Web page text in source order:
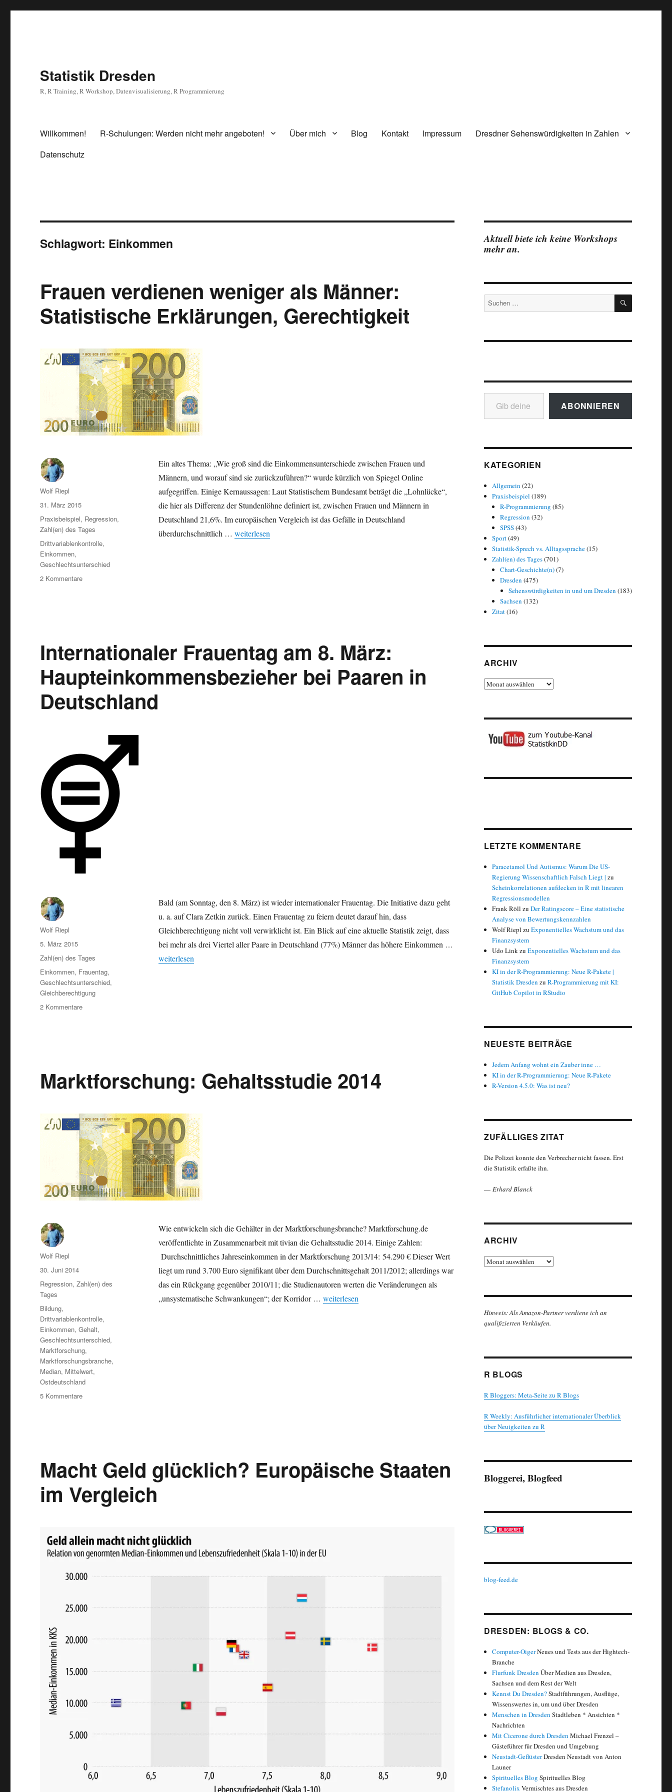
Statistik Dresden
R, R Training, R Workshop, Datenvisualisierung, R Programmierung
Willkommen! R-Schulungen: Werden nicht mehr angeboten! Über mich Blog Kontakt Impressum
Dresdner Sehenswürdigkeiten in Zahlen
Datenschutz
Schlagwort: Einkommen
Frauen verdienen weniger als Männer:
Statistische Erklärungen, Gerechtigkeit
Ein altes Thema: „Wie groß sind die Einkommensunterschiede zwischen Frauen und
Männern, und worauf sind sie zurückzuführen?“ wurde kürzlich von Spiegel Online
aufgegriffen. Einige Kernaussagen: Laut Statistischem Bundesamt beträgt die „Lohnlücke“,
die hier als Differenz der Stundenlöhne definiert ist, zwischen Frauen und Männern in
Deutschland 21,6%. Im europäischen Vergleich ist das Gefälle in Deutschland
überdurchschnittlich … „Frauen verdienen weniger als Männer: Statistische Erklärungen, Gerechtigkeit“
weiterlesen
Autor
Wolf Riepl
Veröffentlicht
am
31. März 2015
Kategorien
Praxisbeispiel, Regression,
Zahl(en) des Tages
Schlagwörter
Drittvariablenkontrolle,
Einkommen,
Geschlechtsunterschied
2 Kommentarezu
Erklärungen,
Gerechtigkeit
Internationaler Frauentag am 8. März:
Haupteinkommensbezieher bei Paaren in
Deutschland
Bald (am Sonntag, den 8. März) ist wieder internationaler Frauentag. Die Initiative dazu geht
u. a. auf Clara Zetkin zurück. Einen Frauentag zu feiern deutet darauf hin, dass
Gleichberechtigung nicht voll verwirklicht ist. Ein Blick auf eine aktuelle Statistik zeigt, dass
bei mehr als drei Viertel aller Paare in Deutschland (77%) Männer das höhere Einkommen …
„Internationaler Frauentag am 8. März: Haupteinkommensbezieher bei Paaren in Deutschland“
weiterlesen
Autor
Wolf Riepl
Veröffentlicht
am
5. März 2015
Kategorien
Zahl(en) des Tages
Schlagwörter
Einkommen, Frauentag,
Geschlechtsunterschied,
Gleichberechtigung
2 Kommentarezu
bei
Paaren
Deutschland
Marktforschung: Gehaltsstudie 2014
Wie entwickeln sich die Gehälter in der Marktforschungsbranche? Marktforschung.de
veröffentlichte in Zusammenarbeit mit tivian die Gehaltsstudie 2014. Einige Zahlen:
Durchschnittliches Jahreseinkommen in der Marktforschung 2013/14: 54.290 € Dieser Wert
liegt um rund 3.700 Euro signifikant über dem Durchschnittsgehalt 2011/2012; allerdings war
das ein Rückgang gegenüber 2010/11; die Studienautoren werten die Veränderungen als
„unsystematische Schwankungen“; der Korridor … „Marktforschung: Gehaltsstudie 2014“
weiterlesen
Autor
Wolf Riepl
Veröffentlicht
am
30. Juni 2014
Kategorien
Regression,Zahl(en) des
Tages
Schlagwörter
Bildung,
Drittvariablenkontrolle,
Einkommen,Gehalt,
Geschlechtsunterschied,
Marktforschung,
Marktforschungsbranche,
Median, Mittelwert,
Ostdeutschland
5 Kommentarezu
Macht Geld glücklich? Europäische Staaten
im Vergleich
Aktuell biete ich keine Workshops
mehr an.
Suchen
nach:
SUCHEN
Gib deine E-Mail-Adresse ein ...
ABONNIEREN
KATEGORIEN
Allgemein (22)
Praxisbeispiel (189)
R-Programmierung (85)
Regression (32)
SPSS(43)
Sport(49)
Statistik-Sprech vs. Alltagssprache(15)
Zahl(en) des Tages(701)
Chart-Geschichte(n)(7)
Dresden (475)
Sehenswürdigkeiten in und um Dresden (183)
Sachsen (132)
Zitat(16)
ARCHIV
Archiv
LETZTE KOMMENTARE
Paracetamol Und Autismus: Warum Die US-
Regierung Wissenschaftlich Falsch Liegt | zu
Scheinkorrelationen aufdecken in R mit linearen
Regressionsmodellen
Frank Röll zuDer Ratingscore – Eine statistische
Analyse von Bewertungskennzahlen
Wolf Riepl zuExponentielles Wachstum und das
Finanzsystem
Udo LinkzuExponentielles Wachstum und das
Finanzsystem
KI in der R-Programmierung: Neue R-Pakete |
Statistik Dresden zuR-Programmierung mit KI:
GitHub Copilot in RStudio
NEUESTE BEITRÄGE
Jedem Anfang wohnt ein Zauber inne …
KI in der R-Programmierung: Neue R-Pakete
R-Version 4.5.0: Was ist neu?
ZUFÄLLIGES ZITAT
Die Polizei konnte den Verbrecher nicht fassen. Erst
die Statistik erfaßte ihn.
— Erhard Blanck
ARCHIV
Archiv
Hinweis: Als Amazon-Partner verdiene ich an
qualifizierten Verkäufen.
R BLOGS
R Bloggers: Meta-Seite zu R Blogs
R Weekly: Ausführlicher internationaler Überblick
über Neuigkeiten zu R
Bloggerei, Blogfeed
blog-feed.de
DRESDEN: BLOGS & CO.
Computer-OigerNeues und Tests aus der Hightech-
Branche
Flurfunk Dresden Über Medien aus Dresden,
Sachsen und dem Rest der Welt
Kennst Du Dresden?Stadtführungen, Ausflüge,
Wissenswertes in, um und über Dresden
Menschen in Dresden Stadtleben * Ansichten *
Nachrichten
Mit Cicerone durch Dresden Michael Frenzel –
Gästeführer für Dresden und Umgebung
Neustadt-GeflüsterDresden Neustadt von Anton
Launer
Spirituelles Blog Spirituelles Blog
Stefanolix Vermischtes aus Dresden